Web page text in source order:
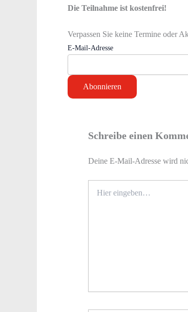
Die Teilnahme ist kostenfrei!
Verpassen Sie keine Termine oder
E-Mail-Adresse
Schreibe einen
Deine E-Mail-Adresse wird
eingeben…